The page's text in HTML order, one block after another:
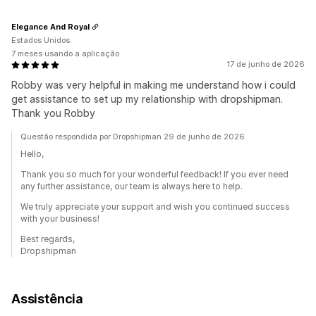
17 de junho de 2026
Robby was very helpful in making me understand how i could
get assistance to set up my relationship with dropshipman.
Thank you Robby
Elegance And Royal
Estados Unidos
7 meses usando a aplicação
Questão respondida por Dropshipman 29 de junho de 2026
Hello,
Thank you so much for your wonderful feedback! If you ever need
any further assistance, our team is always here to help.
We truly appreciate your support and wish you continued success
with your business!
Best regards,
Dropshipman
Assistência